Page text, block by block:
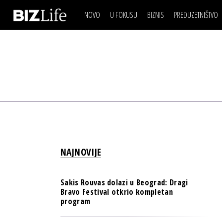
NOVO U FOKUSU BIZNIS
ESG & ENERGY
PULS REGIONA
PREDUZETNIŠTVO
IZJAVA DANABIZNIS SCENA
NOVO NA RAFU
NAJNOVIJE
Sakis Rouvas dolazi u Beograd: Dragi
Bravo Festival otkrio kompletan
program